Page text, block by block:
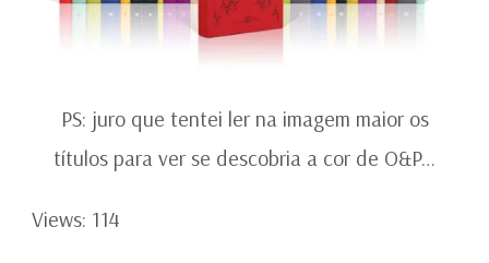
PS: juro que tentei ler na imagem maior os
títulos para ver se descobria a cor de O&P…
Views: 114